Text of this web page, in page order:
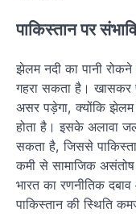
पाकिस्तान पर
झेलम नदी का पानी
गहरा सकता है। खासकर
असर पड़ेगा, क्योंकि झेलम
होता है। इसके अलावा
सकता है, जिससे
कमी से सामाजिक
भारत का रणनीतिक
पाकिस्तान की स्थिति